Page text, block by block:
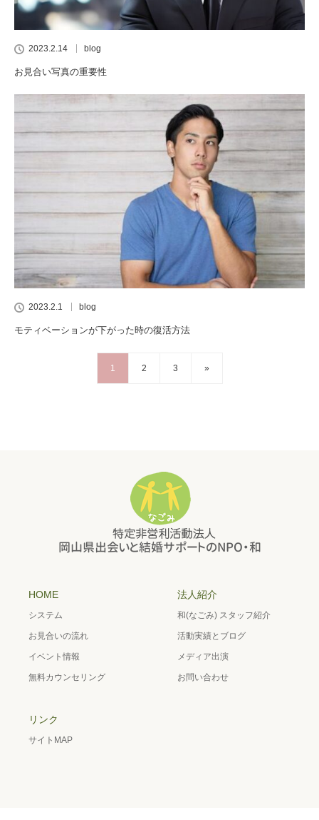
2023.2.14 blog
お見合い写真の重要性
2023.2.1 blog
モティベーションが下がった時の復活方法
1 2 3 »
HOME
システム
お見合いの流れ
イベント情報
無料カウンセリング
法人紹介
和(なごみ) スタッフ紹介
活動実績とブログ
メディア出演
お問い合わせ
リンク
サイトMAP